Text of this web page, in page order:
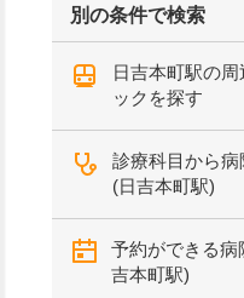
別の条件で検索
日吉本町駅の
ックを探す
診療科目から
(日吉本町駅)
予約ができる病
吉本町駅)